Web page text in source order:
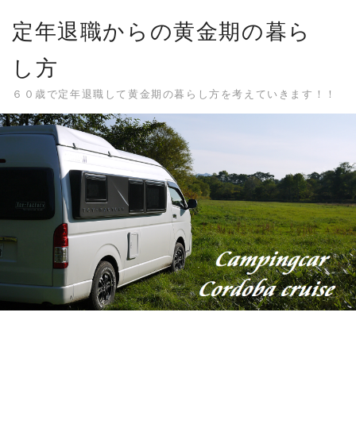
content
定年退職からの黄金期の暮ら
し方
６０歳で定年退職して黄金期の暮らし方を考えていきます！！